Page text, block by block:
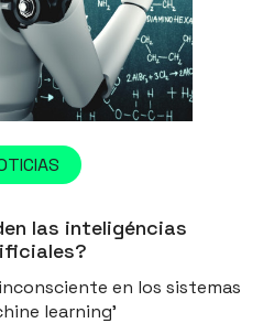
las inteligéncias
en los sistemas
learning’